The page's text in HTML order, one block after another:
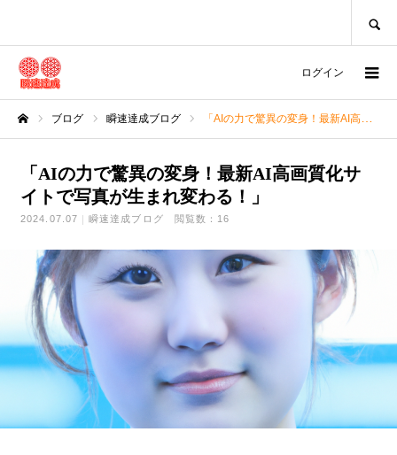
ログイン
ブログ 瞬速達成ブログ 「AIの力で驚異の変身！最新AI高画質化サイトで写真が生まれ変わる！」
「AIの力で驚異の変身！最新AI高画質化サ
イトで写真が生まれ変わる！」
2024.07.07 瞬速達成ブログ 閲覧数：16